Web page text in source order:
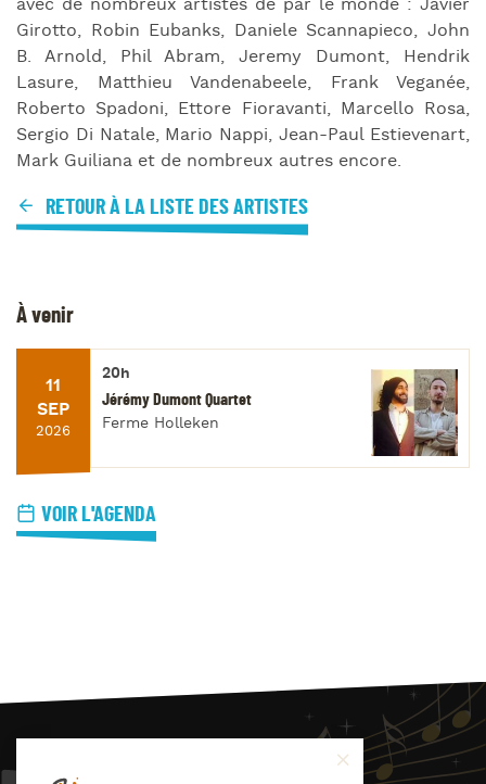
avec de nombreux artistes de par le monde : Javier
Girotto, Robin Eubanks, Daniele Scannapieco, John
B. Arnold, Phil Abram, Jeremy Dumont, Hendrik
Lasure, Matthieu Vandenabeele, Frank Veganée,
Roberto Spadoni, Ettore Fioravanti, Marcello Rosa,
Sergio Di Natale, Mario Nappi, Jean-Paul Estievenart,
Mark Guiliana et de nombreux autres encore.
RETOUR À LA LISTE DES ARTISTES
À venir
11
SEP
2026
20h
Jérémy Dumont Quartet
Ferme Holleken
VOIR L'AGENDA
JAZZ